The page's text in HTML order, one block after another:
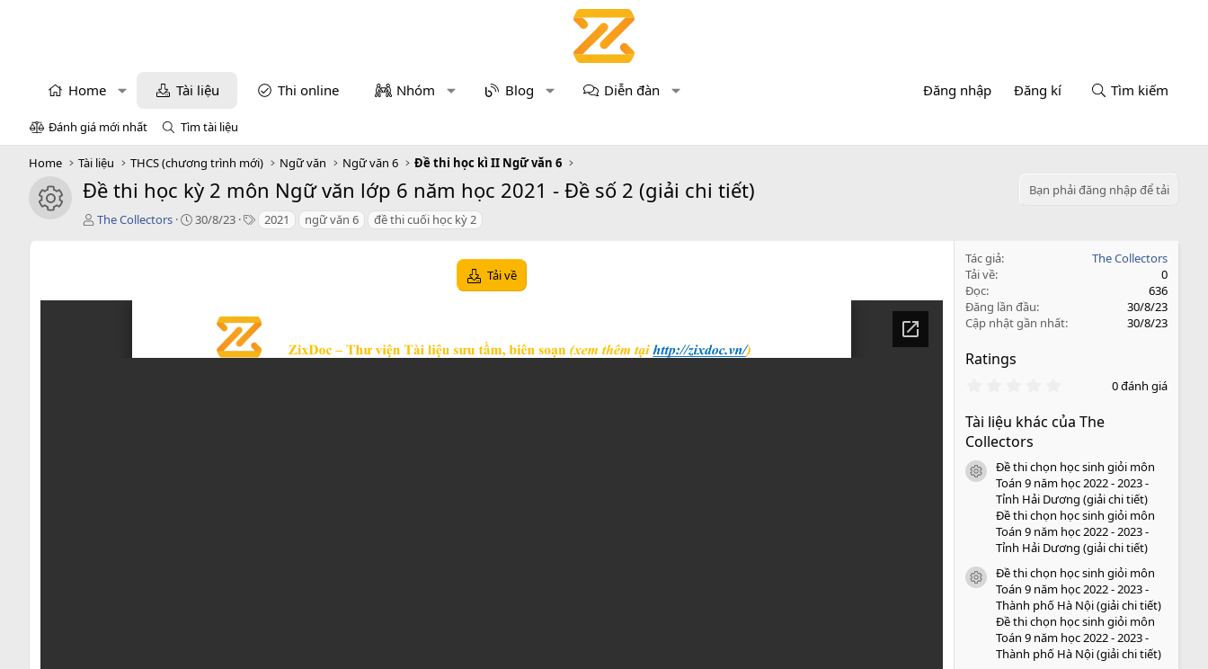
Home Tài liệu Thi online Nhóm Blog Diễn đàn Đăng nhập Đăng kí Tìm kiếm
Đánh giá mới nhất Tìm tài liệu
Home Tài liệu THCS (chương trình mới) Ngữ văn Ngữ văn 6 Đề thi học kì II Ngữ văn 6
icon tài liệu
Đề thi học kỳ 2 môn Ngữ văn lớp 6 năm học 2021 - Đề số 2 (giải chi tiết)
Bạn phải đăng nhập để tải
T
ả
The Collectors
C
30/8/23
T 2021 ngữ văn 6 đề thi cuối học kỳ 2
Tải về
Tác giả
The Collectors
Tải về
0
Đọc
636
Đăng lần đầu
30/8/23
Cập nhật gần nhất
30/8/23
Ratings
0
0
o
0 đánh giá
Tài liệu khác của The
Collectors
icon tài liệu
Đề thi chọn học sinh giỏi môn
Toán 9 năm học 2022 - 2023 -
Tỉnh Hải Dương (giải chi tiết)
Đề thi chọn học sinh giỏi môn
Toán 9 năm học 2022 - 2023 -
Tỉnh Hải Dương (giải chi tiết)
icon tài liệu
Đề thi chọn học sinh giỏi môn
Toán 9 năm học 2022 - 2023 -
Thành phố Hà Nội (giải chi tiết)
Đề thi chọn học sinh giỏi môn
Toán 9 năm học 2022 - 2023 -
Thành phố Hà Nội (giải chi tiết)